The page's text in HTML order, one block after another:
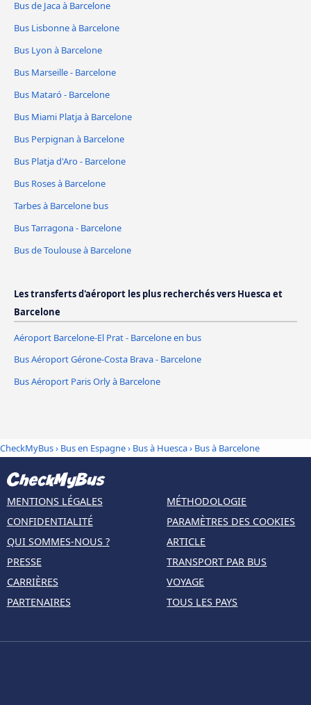
Bus de Jaca à Barcelone
Bus Lisbonne à Barcelone
Bus Lyon à Barcelone
Bus Marseille - Barcelone
Bus Mataró - Barcelone
Bus Miami Platja à Barcelone
Bus Perpignan à Barcelone
Bus Platja d'Aro - Barcelone
Bus Roses à Barcelone
Tarbes à Barcelone bus
Bus Tarragona - Barcelone
Bus de Toulouse à Barcelone
Les transferts d'aéroport les plus recherchés vers Huesca et
Barcelone
Aéroport Barcelone-El Prat - Barcelone en bus
Bus Aéroport Gérone-Costa Brava - Barcelone
Bus Aéroport Paris Orly à Barcelone
CheckMyBus› Bus en Espagne› Bus à Huesca› Bus à Barcelone
MENTIONS LÉGALES
CONFIDENTIALITÉ
QUI SOMMES-NOUS ?
PRESSE
CARRIÈRES
PARTENAIRES
MÉTHODOLOGIE
PARAMÈTRES DES COOKIES
ARTICLE
TRANSPORT PAR BUS
VOYAGE
TOUS LES PAYS